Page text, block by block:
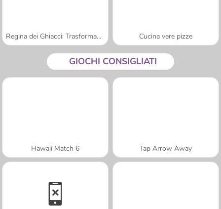
Regina dei Ghiacci: Trasformazione Cucina vere pizze
GIOCHI CONSIGLIATI
Hawaii Match 6 Tap Arrow Away